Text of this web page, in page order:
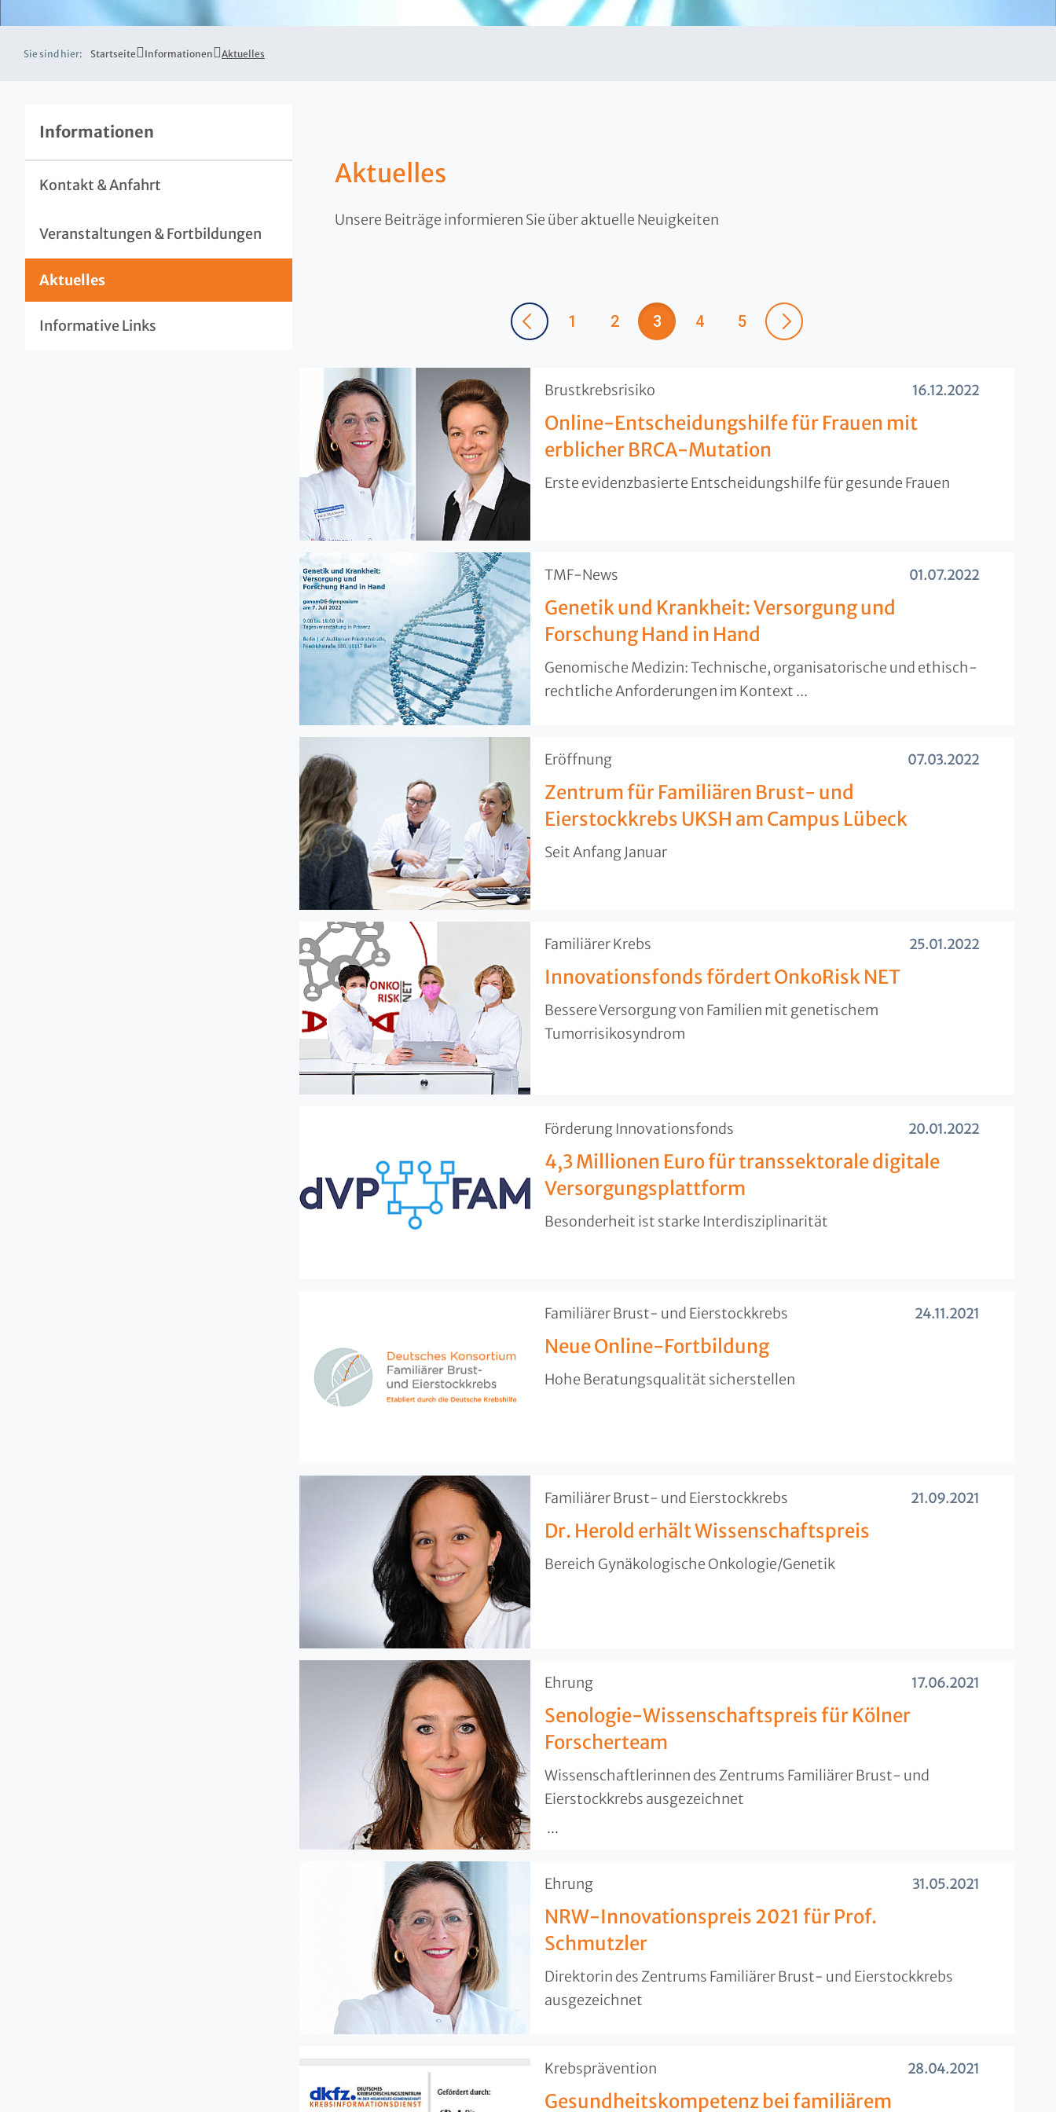
Sie sind hier: Startseite Informationen Aktuelles
Informationen
Kontakt & Anfahrt
Veranstaltungen & Fortbildungen
Aktuelles
Informative Links
Aktuelles
Unsere Beiträge informieren Sie über aktuelle Neuigkeiten
1 2 3 4 5
16.12.2022
​Brustkrebsrisiko
Online-Entscheidungshilfe für Frauen mit
erblicher BRCA-Mutation
Erste evidenzbasierte Entscheidungshilfe für gesunde Frauen
01.07.2022
​TMF-News
Genetik und Krankheit: Versorgung und
Forschung Hand in Hand
Genomische Medizin: Technische, organisatorische und ethisch-
rechtliche Anforderungen im Kontext ...
07.03.2022
​Eröffnung
Zentrum für Familiären Brust- und
Eierstockkrebs UKSH am Campus Lübeck
Seit Anfang Januar
25.01.2022
​Familiärer Krebs
Innovationsfonds fördert OnkoRisk NET
Bessere Versorgung von Familien mit genetischem
Tumorrisikosyndrom
20.01.2022
​Förderung Innovationsfonds
4,3 Millionen Euro für transsektorale digitale
Versorgungsplattform
Besonderheit ist starke Interdisziplinarität
24.11.2021
​Familiärer Brust- und Eierstockkrebs
Neue Online-Fortbildung
Hohe Beratungsqualität sicherstellen
21.09.2021
​Familiärer Brust- und Eierstockkrebs
Dr. Herold erhält Wissenschaftspreis
Bereich Gynäkologische Onkologie/Genetik
17.06.2021
​Ehrung
Senologie-Wissenschaftspreis für Kölner
Forscherteam
Wissenschaftlerinnen des Zentrums Familiärer Brust- und
Eierstockkrebs ausgezeichnet
...
31.05.2021
​Ehrung
NRW-Innovationspreis 2021 für Prof.
Schmutzler
Direktorin des Zentrums Familiärer Brust- und Eierstockkrebs
ausgezeichnet
28.04.2021
​Krebsprävention
Gesundheitskompetenz bei familiärem